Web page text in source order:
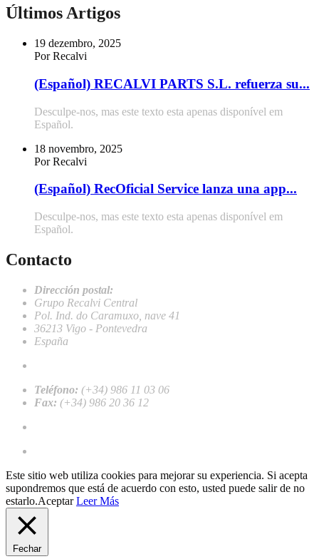
Últimos Artigos
19 dezembro, 2025
Por Recalvi
(Español) RECALVI PARTS S.L. refuerza su...
Desculpe-nos, mas este texto esta apenas disponível em
Español.
18 novembro, 2025
Por Recalvi
(Español) RecOficial Service lanza una app...
Desculpe-nos, mas este texto esta apenas disponível em
Español.
Contacto
Dirección postal:
Grupo Recalvi Central
Pol. Ind. do Caramuxo, nave 41
36213 Vigo - Pontevedra
España
Teléfono: (+34) 986 11 03 06
Fax: (+34) 986 20 36 12
Este sitio web utiliza cookies para mejorar su experiencia. Si acepta
supondremos que está de acuerdo con esto, usted puede salir de no
estarlo.Aceptar Leer Más
Fechar